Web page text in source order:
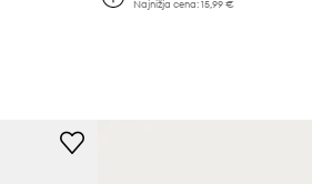
Najnižja cena: 15,99 €